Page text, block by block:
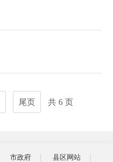
尾页 共 6 页
市政府
县区网站